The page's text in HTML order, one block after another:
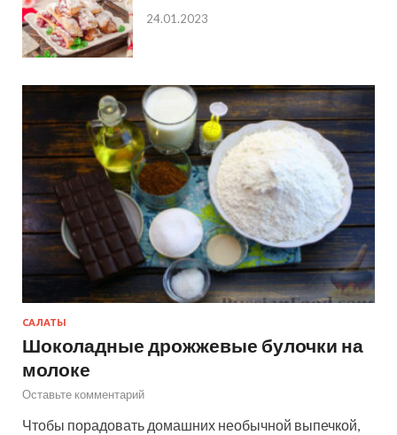
24.01.2023
САЛАТЫ
Шоколадные дрожжевые булочки на
молоке
Оставьте комментарий
Чтобы порадовать домашних необычной выпечкой,